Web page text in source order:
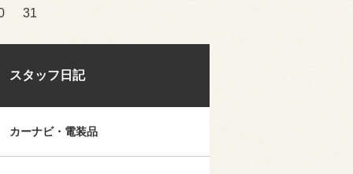
31
スタッフ日記
カーナビ・電装品